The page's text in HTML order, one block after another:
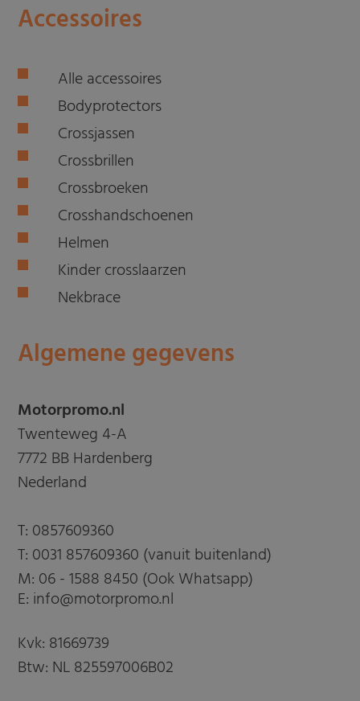
Accessoires
Alle accessoires
Bodyprotectors
Crossjassen
Crossbrillen
Crossbroeken
Crosshandschoenen
Helmen
Kinder crosslaarzen
Nekbrace
Algemene gegevens
Motorpromo.nl
Twenteweg 4-A
7772 BB Hardenberg
Nederland
T: 0857609360
T: 0031 857609360 (vanuit buitenland)
M: 06 - 1588 8450 (Ook Whatsapp)
E: info@motorpromo.nl
Kvk: 81669739
Btw: NL 825597006B02